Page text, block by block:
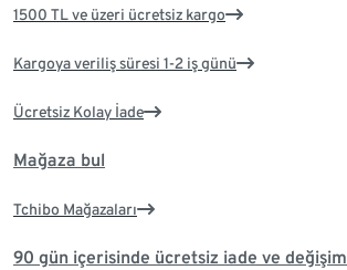
1500 TL ve üzeri ücretsiz kargo
Kargoya veriliş süresi 1-2 iş günü
Ücretsiz Kolay İade
Mağaza bul
Tchibo Mağazaları
90 gün içerisinde ücretsiz iade ve değişim